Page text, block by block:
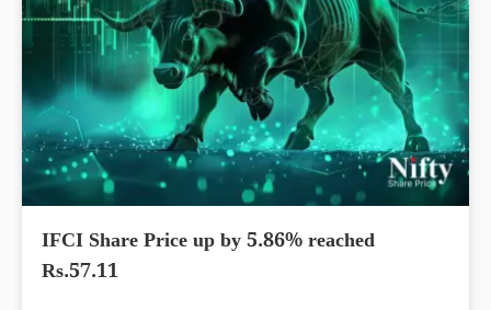
IFCI Share Price up by 5.86% reached
Rs.57.11